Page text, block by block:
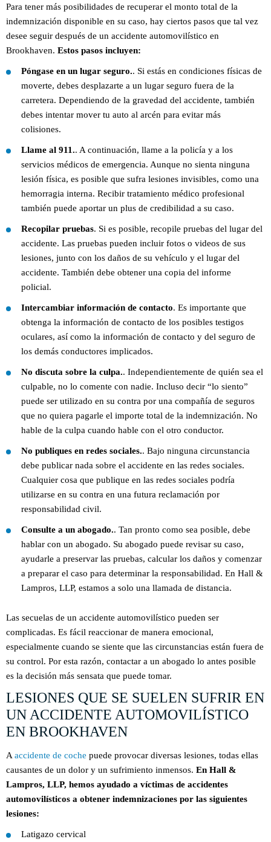
Para tener más posibilidades de recuperar el monto total de la
indemnización disponible en su caso, hay ciertos pasos que tal vez
desee seguir después de un accidente automovilístico en
Brookhaven. Estos pasos incluyen:
Póngase en un lugar seguro.. Si estás en condiciones físicas de
moverte, debes desplazarte a un lugar seguro fuera de la
carretera. Dependiendo de la gravedad del accidente, también
debes intentar mover tu auto al arcén para evitar más
colisiones.
Llame al 911.. A continuación, llame a la policía y a los
servicios médicos de emergencia. Aunque no sienta ninguna
lesión física, es posible que sufra lesiones invisibles, como una
hemorragia interna. Recibir tratamiento médico profesional
también puede aportar un plus de credibilidad a su caso.
Recopilar pruebas. Si es posible, recopile pruebas del lugar del
accidente. Las pruebas pueden incluir fotos o videos de sus
lesiones, junto con los daños de su vehículo y el lugar del
accidente. También debe obtener una copia del informe
policial.
Intercambiar información de contacto. Es importante que
obtenga la información de contacto de los posibles testigos
oculares, así como la información de contacto y del seguro de
los demás conductores implicados.
No discuta sobre la culpa.. Independientemente de quién sea el
culpable, no lo comente con nadie. Incluso decir “lo siento”
puede ser utilizado en su contra por una compañía de seguros
que no quiera pagarle el importe total de la indemnización. No
hable de la culpa cuando hable con el otro conductor.
No publiques en redes sociales.. Bajo ninguna circunstancia
debe publicar nada sobre el accidente en las redes sociales.
Cualquier cosa que publique en las redes sociales podría
utilizarse en su contra en una futura reclamación por
responsabilidad civil.
Consulte a un abogado.. Tan pronto como sea posible, debe
hablar con un abogado. Su abogado puede revisar su caso,
ayudarle a preservar las pruebas, calcular los daños y comenzar
a preparar el caso para determinar la responsabilidad. En Hall &
Lampros, LLP, estamos a solo una llamada de distancia.
Las secuelas de un accidente automovilístico pueden ser
complicadas. Es fácil reaccionar de manera emocional,
especialmente cuando se siente que las circunstancias están fuera de
su control. Por esta razón, contactar a un abogado lo antes posible
es la decisión más sensata que puede tomar.
LESIONES QUE SE SUELEN SUFRIR EN
UN ACCIDENTE AUTOMOVILÍSTICO
EN BROOKHAVEN
Aaccidente de coche puede provocar diversas lesiones, todas ellas
causantes de un dolor y un sufrimiento inmensos. En Hall &
Lampros, LLP, hemos ayudado a víctimas de accidentes
automovilísticos a obtener indemnizaciones por las siguientes
lesiones:
Latigazo cervical